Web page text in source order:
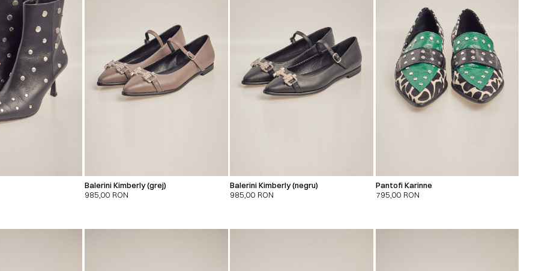
Balerini Kimberly (grej)
985,00 RON
Balerini Kimberly (negru)
985,00 RON
Pantofi Karinne
795,00 RON